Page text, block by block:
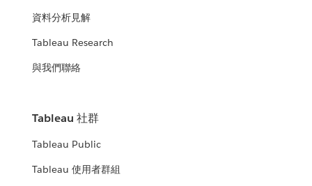
資料分析見解
Tableau Research
與我們聯絡
Tableau 社群
Tableau Public
Tableau 使用者群組